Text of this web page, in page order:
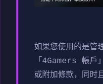
如果您使用的是管
「4Gamers 帳戶
或附加條款，同时